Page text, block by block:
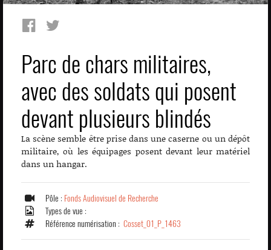
Parc de chars militaires,
avec des soldats qui posent
devant plusieurs blindés
La scène semble être prise dans une caserne ou un dépôt
militaire, où les équipages posent devant leur matériel
dans un hangar.
Pôle : Fonds Audiovisuel de Recherche
Types de vue :
Référence numérisation : Cosset_01_P_1463